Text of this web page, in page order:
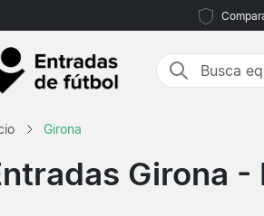
Girona
Girona -